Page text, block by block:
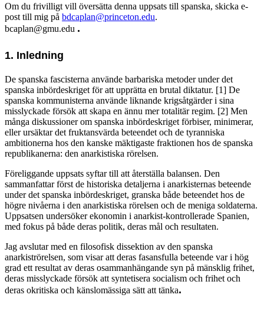
Om du frivilligt vill översätta denna uppsats till spanska, skicka e-
post till mig på bdcaplan@princeton.edu.
bcaplan@gmu.edu .
1. Inledning
De spanska fascisterna använde barbariska metoder under det
spanska inbördeskriget för att upprätta en brutal diktatur. [1] De
spanska kommunisterna använde liknande krigsåtgärder i sina
misslyckade försök att skapa en ännu mer totalitär regim. [2] Men
många diskussioner om spanska inbördeskriget förbiser, minimerar,
eller ursäktar det fruktansvärda beteendet och de tyranniska
ambitionerna hos den kanske mäktigaste fraktionen hos de spanska
republikanerna: den anarkistiska rörelsen.
Föreliggande uppsats syftar till att återställa balansen. Den
sammanfattar först de historiska detaljerna i anarkisternas beteende
under det spanska inbördeskriget, granska både beteendet hos de
högre nivåerna i den anarkistiska rörelsen och de meniga soldaterna.
Uppsatsen undersöker ekonomin i anarkist-kontrollerade Spanien,
med fokus på både deras politik, deras mål och resultaten.
Jag avslutar med en filosofisk dissektion av den spanska
anarkiströrelsen, som visar att deras fasansfulla beteende var i hög
grad ett resultat av deras osammanhängande syn på mänsklig frihet,
deras misslyckade försök att syntetisera socialism och frihet och
deras okritiska och känslomässiga sätt att tänka.